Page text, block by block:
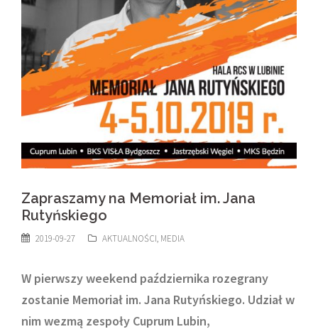
Zapraszamy na Memoriał im. Jana
Rutyńskiego
2019-09-27 AKTUALNOŚCI, MEDIA
W pierwszy weekend października rozegrany
zostanie Memoriał im. Jana Rutyńskiego. Udział w
nim wezmą zespoły Cuprum Lubin,